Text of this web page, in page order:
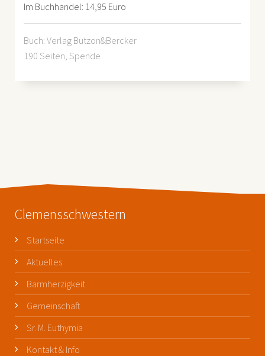
Im Buchhandel: 14,95 Euro
Buch: Verlag Butzon&Bercker
190 Seiten, Spende
Clemensschwestern
Startseite
Aktuelles
Barmherzigkeit
Gemeinschaft
Sr. M. Euthymia
Kontakt & Info